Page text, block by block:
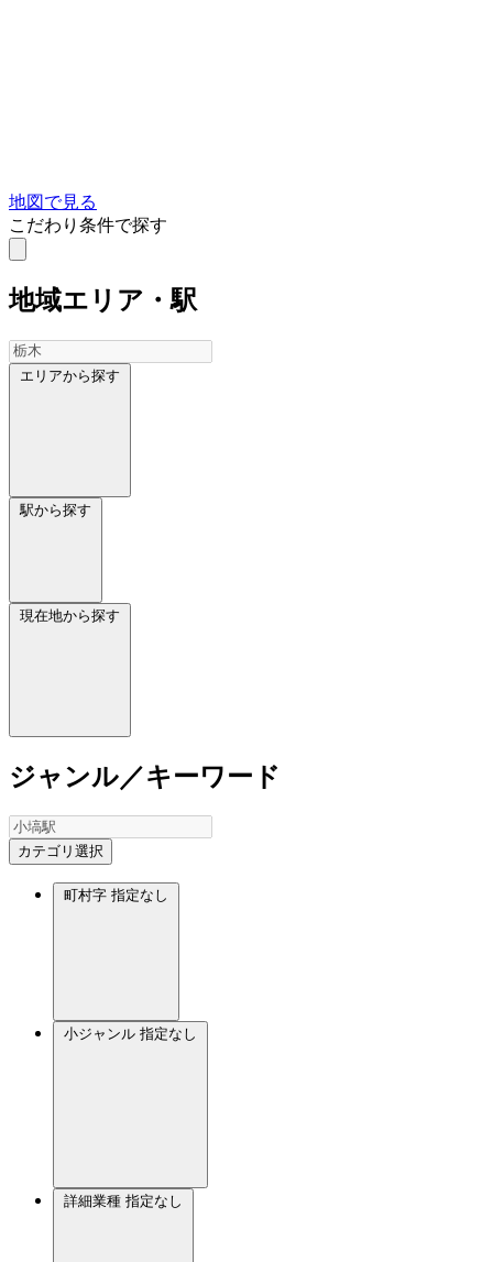
地図で見る
こだわり条件で探す
地域エリア・駅
エリアから探す
駅から探す
現在地から探す
ジャンル／キーワード
カテゴリ選択
町村字 指定なし
小ジャンル 指定なし
詳細業種 指定なし